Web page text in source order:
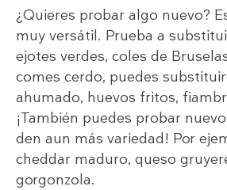
¿Quieres probar algo nuevo?
muy versátil. Prueba a
ejotes verdes, coles de
comes cerdo, puedes
ahumado, huevos fritos,
¡También puedes probar
den aun más variedad! Por
cheddar maduro, queso
gorgonzola.